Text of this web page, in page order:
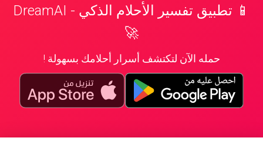
📱 تطبيق تفسير الأحلام الذكي - DreamAI
🚀
حمله الآن لتكتشف أسرار أحلامك بسهولة !